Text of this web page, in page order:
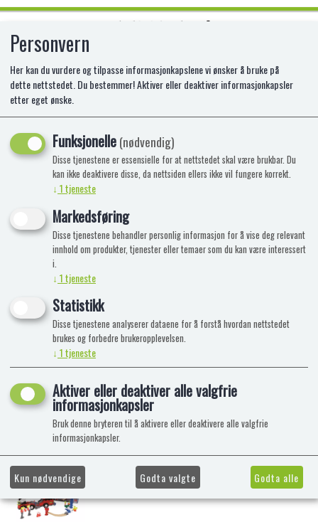
PLUS PLUS GO! FIRE AND RESCUE
Personvern
Her kan du vurdere og tilpasse informasjonkapslene vi ønsker å bruke på
dette nettstedet. Du bestemmer! Aktiver eller deaktiver informasjonkapsler
etter eget ønske.
Funksjonelle(nødvendig)
Disse tjenestene er essensielle for at nettstedet skal være brukbar. Du
kan ikke deaktivere disse, da nettsiden ellers ikke vil fungere korrekt.
↓ 1tjeneste
Markedsføring
Disse tjenestene behandler personlig informasjon for å vise deg relevant
innhold om produkter, tjenester eller temaer som du kan være interessert
i.
↓ 1tjeneste
Statistikk
Disse tjenestene analyserer dataene for å forstå hvordan nettstedet
brukes og forbedre brukeropplevelsen.
↓ 1tjeneste
Aktiver eller deaktiver alle valgfrie
informasjonkapsler
Bruk denne bryteren til å aktivere eller deaktivere alle valgfrie
informasjonkapsler.
Kun nødvendige Godta valgte Godta alle